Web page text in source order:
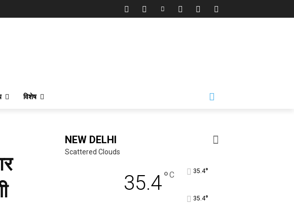
विशेष
NEW DELHI
Scattered Clouds
35.4°C 35.4°
35.4°